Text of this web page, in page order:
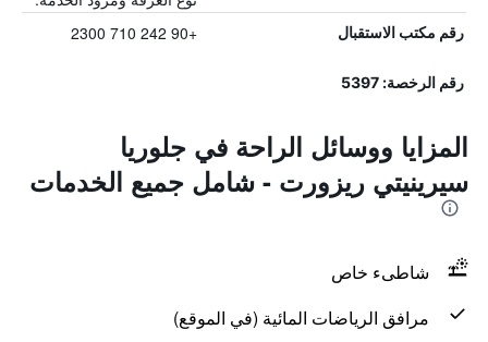
رقم مكتب الاستقبال +90 242 710 2300
رقم الرخصة: 5397
المزايا ووسائل الراحة في جلوريا
سيرينيتي ريزورت - شامل جميع الخدمات
شاطىء خاص
مرافق الرياضات المائية (في الموقع)